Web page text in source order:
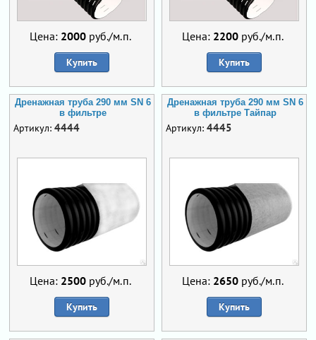
Цена: 2000руб./м.п.
Купить
Цена: 2200руб./м.п.
Купить
Дренажная труба 290 мм SN 6
в фильтре
Артикул: 4444
Цена: 2500руб./м.п.
Купить
Дренажная труба 290 мм SN 6
в фильтре Тайпар
Артикул: 4445
Цена: 2650руб./м.п.
Купить